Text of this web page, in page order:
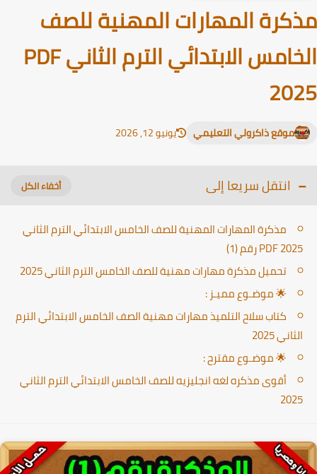
المهارات المهنية للصف
الخامس الابتدائي الترم الثاني PDF
موقع ذاكرولي التعليمي يونيو 12, 2026
انتقل سريعا إلى
مذكرة المهارات المهنية للصف الخامس الابتدائي الترم الثاني
PDF 2025 رقم (1)
تحميل مذكرة مهارات مهنية للصف الخامس الترم الثاني 2025
🌟 موضـوع مميـز :
كتاب سلاح التلميذ مهارات مهنية الصف الخامس الابتدائي الترم
الثاني 2025
🌟 موضـوع مقترح :
أقوى مذكره لغه انجليزيه للصف الخامس الابتدائي الترم الثاني
2025